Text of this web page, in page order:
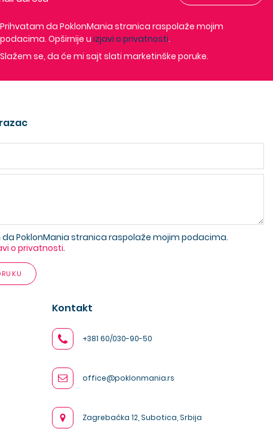
Prihvatam da PoklonMania stranica raspolaže mojim
podacima. Opširnije uizjavi o privatnosti.
Slažem se, da će mi sajt slati marketinške poruke.
PoklonMania stranica raspolaže mojim podacima.
o privatnosti.
Kontakt
+381 60/030-90-50
office@poklonmania.rs
Zagrebačka 12, Subotica, Srbija